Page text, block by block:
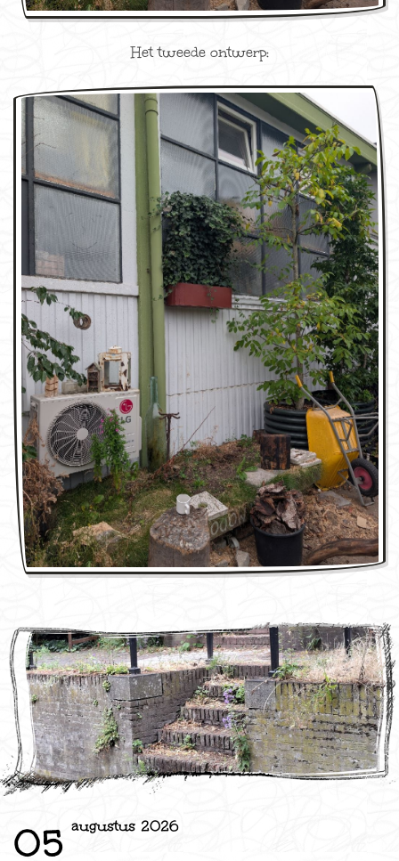
Het tweede ontwerp:
05 augustus 2026